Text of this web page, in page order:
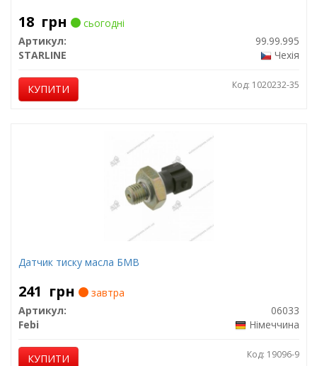
18 грн
сьогодні
Артикул:
99.99.995
STARLINE
Чехія
КУПИТИ Код: 1020232-35
Датчик тиску масла БМВ
241 грн
завтра
Артикул:
06033
Febi
Німеччина
КУПИТИ Код: 19096-9